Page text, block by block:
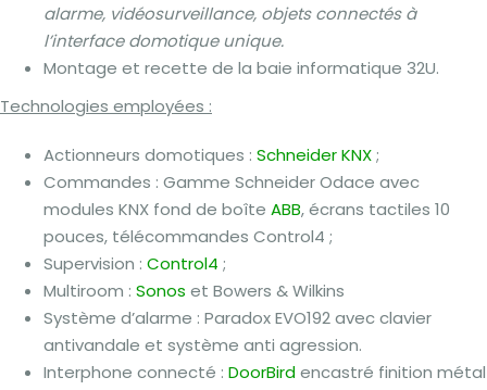
alarme, vidéosurveillance, objets connectés à
l’interface domotique unique.
Montage et recette de la baie informatique 32U.
Technologies employées :
Actionneurs domotiques : Schneider KNX;
Commandes : Gamme Schneider Odace avec
modules KNX fond de boîte ABB, écrans tactiles 10
pouces, télécommandes Control4 ;
Supervision : Control4 ;
Multiroom : Sonos et Bowers & Wilkins
Système d’alarme : Paradox EVO192 avec clavier
antivandale et système anti agression.
Interphone connecté : DoorBirdencastré finition métal